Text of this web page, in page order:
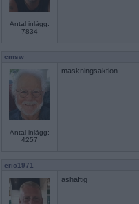
Antal inlägg:
7834
cmsw
Antal inlägg:
4257
maskningsaktion
eric1971
ashäftig